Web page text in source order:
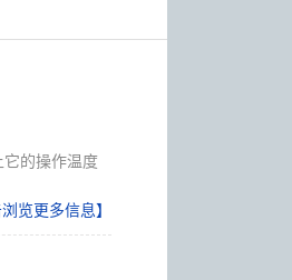
的操作温度
浏览更多信息】